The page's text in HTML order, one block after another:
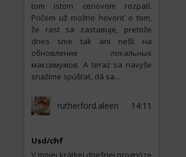
tom istom cenovom rozpätí.
Pričom už možno hovoriť o tom,
že rast sa zastавuje, pretože
dnes sme tak ani nešli на
обновление локальных
максимумов. A teraz sa navyše
snažíme spúšťať, dá sa...
rutherford.aleen 14:11
Usd/chf
V mojej krátkej dnešnej prognóze